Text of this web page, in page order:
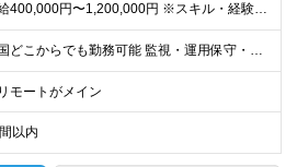
◆月給400,000円〜1,200,000円 ※スキル・経験・希望案件により決定します ※上記金額には固定残業代（月30時間分／76,000円〜）を含みます ※固定残業代は月給に応じて決定します ※超
★全国どこからでも勤務可能 監視・運用保守・構築・設計など、担当工程や技術レベルに応じて、フルリモート／ハイブリッド／出社中心など、あなたに合った働き方を選べます。 ・リモート率は全体で9割超 クラ
モートがメイン
以内